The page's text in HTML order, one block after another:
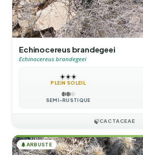
Echinocereus brandegeei
Echinocereus brandegeei
☀️☀️☀️
PLEIN SOLEIL
❄️❄️❄️
SEMI-RUSTIQUE
🍃CACTACEAE
🌲ARBUSTE